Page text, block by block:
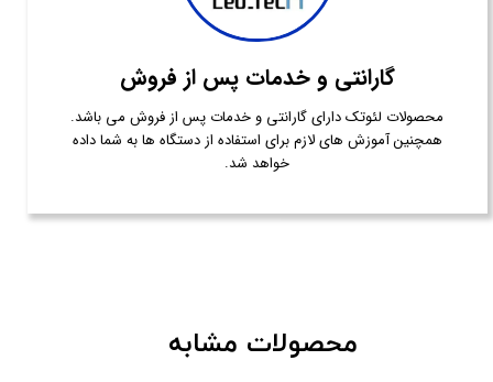
گارانتی و خدمات پس از فروش
محصولات لئوتک دارای گارانتی و خدمات پس از فروش می باشد.
همچنین آموزش های لازم برای استفاده از دستگاه ها به شما داده
خواهد شد.
محصولات مشابه